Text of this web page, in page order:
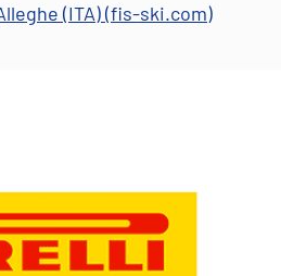
(ITA) (fis-ski.com)